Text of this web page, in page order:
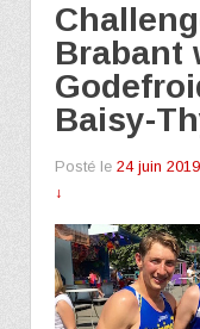
Brabant
Baisy-
Posté le 24 juin 2019
↓